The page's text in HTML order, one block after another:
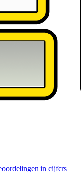
in cijfers